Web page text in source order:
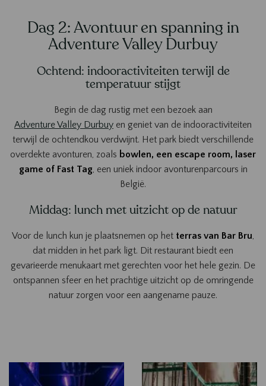
Dag 2: Avontuur en spanning in
Adventure Valley Durbuy
Ochtend: indooractiviteiten terwijl de
temperatuur stijgt
Begin de dag rustig met een bezoek aan
Adventure Valley Durbuy en geniet van de indooractiviteiten
terwijl de ochtendkou verdwijnt. Het park biedt verschillende
overdekte avonturen, zoals bowlen, een escape room, laser
game of Fast Tag, een uniek indoor avonturenparcours in
België.
Middag: lunch met uitzicht op de natuur
Voor de lunch kun je plaatsnemen op het terras van Bar Bru,
dat midden in het park ligt. Dit restaurant biedt een
gevarieerde menukaart met gerechten voor het hele gezin. De
ontspannen sfeer en het prachtige uitzicht op de omringende
natuur zorgen voor een aangename pauze.